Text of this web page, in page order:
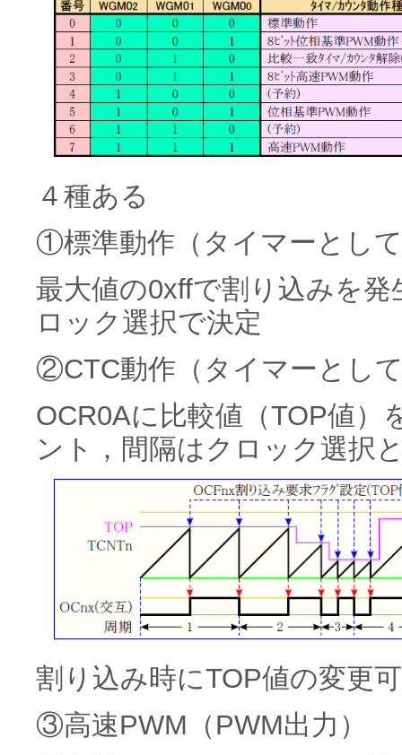
４種ある
①標準動作（タイマーとし
最大値の0xffで割り込みを
ロック選択で決定
②CTC動作（タイマーとし
OCR0Aに比較値（TOP値
ント，間隔はクロック選択
割り込み時にTOP値の変更
③高速PWM（PWM出力）